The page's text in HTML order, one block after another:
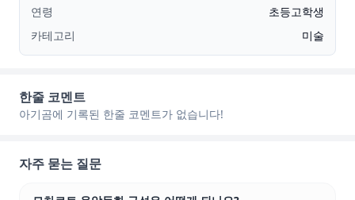
연령
초등고학생
카테고리
미술
한줄 코멘트
아기곰에 기록된 한줄 코멘트가 없습니다!
자주 묻는 질문